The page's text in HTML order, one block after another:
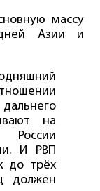
массу
Азии и
на
России
И РВП
до трёх
должен